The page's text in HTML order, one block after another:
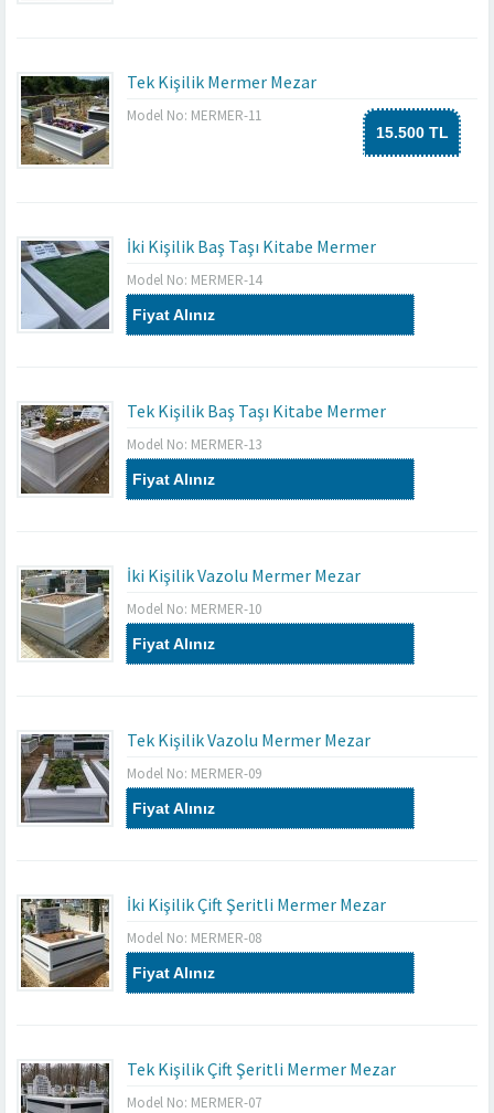
Tek Kişilik Mermer Mezar
Model No: MERMER-11
15.500 TL
İki Kişilik Baş Taşı Kitabe Mermer
Model No: MERMER-14
Fiyat Alınız
Tek Kişilik Baş Taşı Kitabe Mermer
Model No: MERMER-13
Fiyat Alınız
İki Kişilik Vazolu Mermer Mezar
Model No: MERMER-10
Fiyat Alınız
Tek Kişilik Vazolu Mermer Mezar
Model No: MERMER-09
Fiyat Alınız
İki Kişilik Çift Şeritli Mermer Mezar
Model No: MERMER-08
Fiyat Alınız
Tek Kişilik Çift Şeritli Mermer Mezar
Model No: MERMER-07